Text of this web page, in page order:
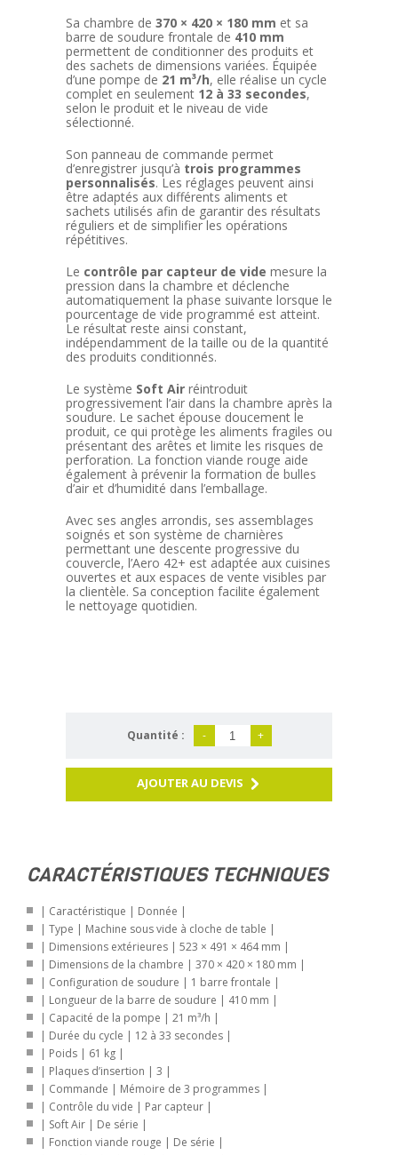
Sa chambre de 370 × 420 × 180 mm et sa
barre de soudure frontale de 410 mm
permettent de conditionner des produits et
des sachets de dimensions variées. Équipée
d’une pompe de 21 m³/h, elle réalise un cycle
complet en seulement 12 à 33 secondes,
selon le produit et le niveau de vide
sélectionné.
Son panneau de commande permet
d’enregistrer jusqu’à trois programmes
personnalisés. Les réglages peuvent ainsi
être adaptés aux différents aliments et
sachets utilisés afin de garantir des résultats
réguliers et de simplifier les opérations
répétitives.
Le contrôle par capteur de vide mesure la
pression dans la chambre et déclenche
automatiquement la phase suivante lorsque le
pourcentage de vide programmé est atteint.
Le résultat reste ainsi constant,
indépendamment de la taille ou de la quantité
des produits conditionnés.
Le système Soft Air réintroduit
progressivement l’air dans la chambre après la
soudure. Le sachet épouse doucement le
produit, ce qui protège les aliments fragiles ou
présentant des arêtes et limite les risques de
perforation. La fonction viande rouge aide
également à prévenir la formation de bulles
d’air et d’humidité dans l’emballage.
Avec ses angles arrondis, ses assemblages
soignés et son système de charnières
permettant une descente progressive du
couvercle, l’Aero 42+ est adaptée aux cuisines
ouvertes et aux espaces de vente visibles par
la clientèle. Sa conception facilite également
le nettoyage quotidien.
Quantité : - +
AJOUTER AU DEVIS
CARACTÉRISTIQUES TECHNIQUES
| Caractéristique | Donnée |
| Type | Machine sous vide à cloche de table |
| Dimensions extérieures | 523 × 491 × 464 mm |
| Dimensions de la chambre | 370 × 420 × 180 mm |
| Configuration de soudure | 1 barre frontale |
| Longueur de la barre de soudure | 410 mm |
| Capacité de la pompe | 21 m³/h |
| Durée du cycle | 12 à 33 secondes |
| Poids | 61 kg |
| Plaques d’insertion | 3 |
| Commande | Mémoire de 3 programmes |
| Contrôle du vide | Par capteur |
| Soft Air | De série |
| Fonction viande rouge | De série |